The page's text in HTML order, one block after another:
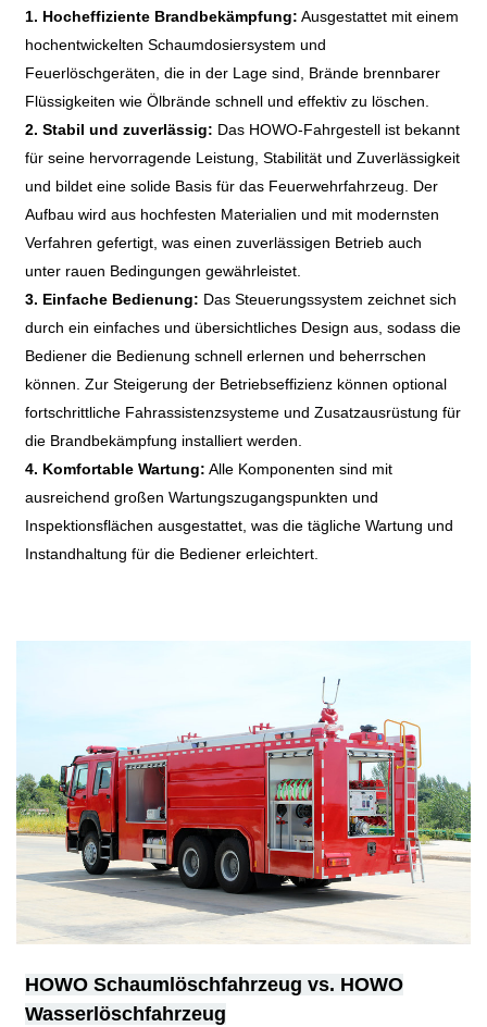
1. Hocheffiziente Brandbekämpfung: Ausgestattet mit einem
hochentwickelten Schaumdosiersystem und
Feuerlöschgeräten, die in der Lage sind, Brände brennbarer
Flüssigkeiten wie Ölbrände schnell und effektiv zu löschen.
2. Stabil und zuverlässig: Das HOWO-Fahrgestell ist bekannt
für seine hervorragende Leistung, Stabilität und Zuverlässigkeit
und bildet eine solide Basis für das Feuerwehrfahrzeug. Der
Aufbau wird aus hochfesten Materialien und mit modernsten
Verfahren gefertigt, was einen zuverlässigen Betrieb auch
unter rauen Bedingungen gewährleistet.
3. Einfache Bedienung: Das Steuerungssystem zeichnet sich
durch ein einfaches und übersichtliches Design aus, sodass die
Bediener die Bedienung schnell erlernen und beherrschen
können. Zur Steigerung der Betriebseffizienz können optional
fortschrittliche Fahrassistenzsysteme und Zusatzausrüstung für
die Brandbekämpfung installiert werden.
4. Komfortable Wartung: Alle Komponenten sind mit
ausreichend großen Wartungszugangspunkten und
Inspektionsflächen ausgestattet, was die tägliche Wartung und
Instandhaltung für die Bediener erleichtert.
HOWO Schaumlöschfahrzeug vs. HOWO
Wasserlöschfahrzeug